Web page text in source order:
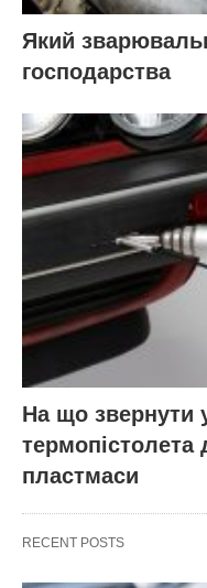
Який
господарства
На що звернути
пластмаси
RECENT POSTS